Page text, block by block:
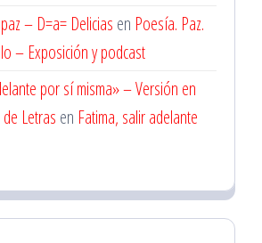
– D=a= Delicias en Poesía. Paz.
– Exposición y podcast
por sí misma» – Versión en
Letras en Fatima, salir adelante